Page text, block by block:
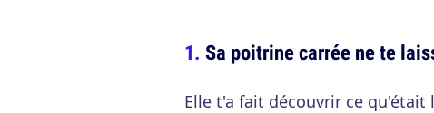
Sa poitrine carrée ne te
Elle t'a fait découvrir ce qu'était